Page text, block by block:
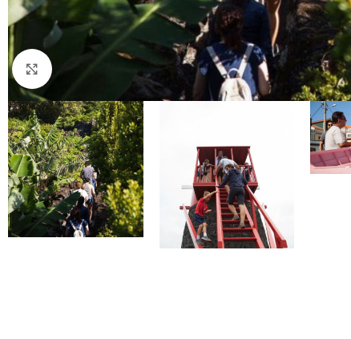
Click to enlarge